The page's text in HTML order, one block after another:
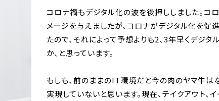
コロナ禍もデジタル化の波を後押ししました。コ
メージを与えましたが、コロナがデジタル化を促
たので、それによって予想よりも2、3年早くデジ
か、と思っています。
もしも、前のままのIT環境だと今の肉のヤマ牛は
実現していないと思います。現在、テイクアウト、